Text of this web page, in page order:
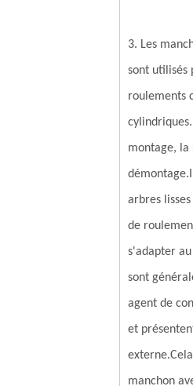
3. Les
sont utilisés
roulements
montage, la
arbres
de
s'adapter
sont
agent de
et
manchon